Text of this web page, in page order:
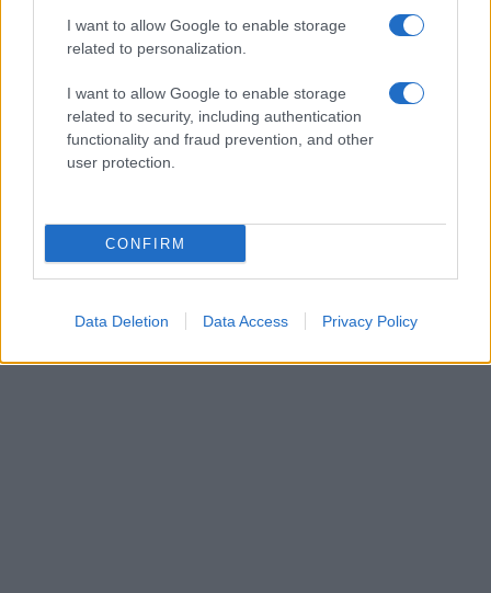
I want to allow Google to enable storage
related to personalization.
I want to allow Google to enable storage
related to security, including authentication
functionality and fraud prevention, and other
user protection.
CONFIRM
Data Deletion Data Access Privacy Policy
και την επίτευξη μιας μόνιμης συμφωνίας.